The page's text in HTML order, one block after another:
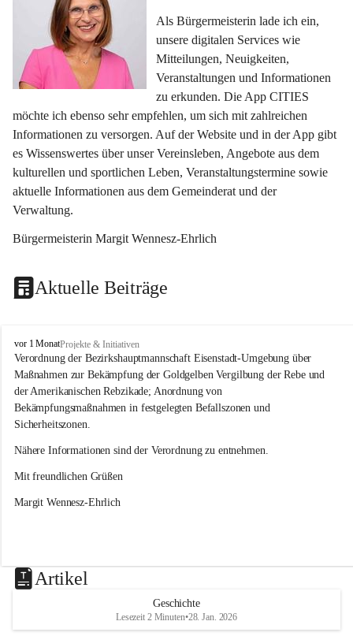
Als Bürgermeisterin lade ich ein,
unsere digitalen Services wie
Mitteilungen, Neuigkeiten,
Veranstaltungen und Informationen
zu erkunden. Die App CITIES
möchte ich ebenso sehr empfehlen, um sich mit zahlreichen
Informationen zu versorgen. Auf der Website und in der App gibt
es Wissenswertes über unser Vereinsleben, Angebote aus dem
kulturellen und sportlichen Leben, Veranstaltungstermine sowie
aktuelle Informationen aus dem Gemeinderat und der
Verwaltung.
Bürgermeisterin Margit Wennesz-Ehrlich
Aktuelle Beiträge
O
s
l
i
p
vor 1 MonatProjekte & Initiativen
Verordnung der Bezirkshauptmannschaft Eisenstadt-Umgebung über
Maßnahmen zur Bekämpfung der Goldgelben Vergilbung der Rebe und
der Amerikanischen Rebzikade; Anordnung von
Bekämpfungsmaßnahmen in festgelegten Befallszonen und
Sicherheitszonen.
Nähere Informationen sind der Verordnung zu entnehmen.
Mit freundlichen Grüßen
Margit Wennesz-Ehrlich
Artikel
Geschichte
Lesezeit 2 Minuten•28. Jan. 2026